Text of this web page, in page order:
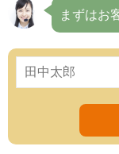
まずはお